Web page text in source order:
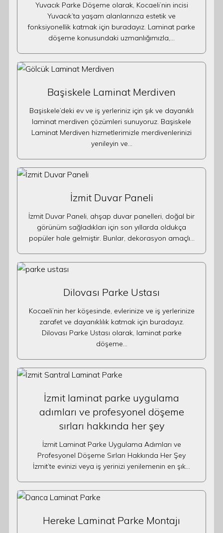
Yuvacık Parke Döşeme olarak, Kocaeli’nin incisi
Yuvacık’ta yaşam alanlarınıza estetik ve
fonksiyonellik katmak için buradayız. Laminat parke
döşeme konusundaki uzmanlığımızla,…
Başiskele Laminat Merdiven
Başiskele’deki ev ve iş yerleriniz için şık ve dayanıklı
laminat merdiven çözümleri sunuyoruz. Başiskele
Laminat Merdiven hizmetlerimizle merdivenlerinizi
yenileyin ve…
İzmit Duvar Paneli
İzmit Duvar Paneli, ahşap duvar panelleri, doğal bir
görünüm sağladıkları için son yıllarda oldukça
popüler hale gelmiştir. Bunlar, dekorasyon amaçlı…
Dilovası Parke Ustası
Kocaeli’nin her köşesinde, evlerinize ve iş yerlerinize
zarafet ve dayanıklılık katmak için buradayız.
Dilovası Parke Ustası olarak, laminat parke
döşeme…
İzmit laminat parke uygulama
adımları ve profesyonel döşeme
sırları hakkında her şey
İzmit Laminat Parke Uygulama Adımları ve
Profesyonel Döşeme Sırları Hakkında Her Şey
İzmit’te evinizi veya iş yerinizi yenilemenin en şık…
Hereke Laminat Parke Montajı